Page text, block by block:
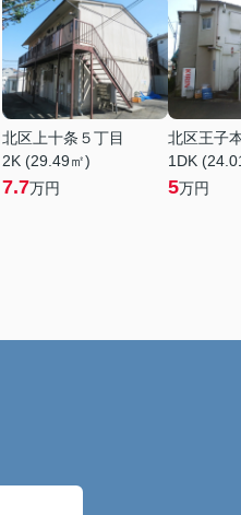
北区上十条５丁目
2K (29.49㎡)
7.7万円
北区王子
1DK
5万円